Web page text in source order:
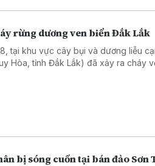
rừng dương ven biển Đắk Lắk
tại khu vực cây bụi và dương liễu
Hòa, tỉnh Đắk Lắk) đã xảy ra cháy
bị sóng cuốn tại bán đảo Sơn